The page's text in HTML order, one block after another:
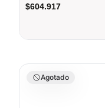
$604.917
Saco De Boxeo De
Agotado